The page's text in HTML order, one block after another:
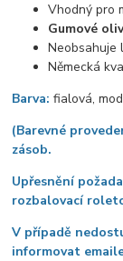
Vhodný pro
Gumové
Neobsahuje
Německá
Barva: fialová,
(Barevné
zásob.
Upřesnění
rozbalovací
V případě
informovat